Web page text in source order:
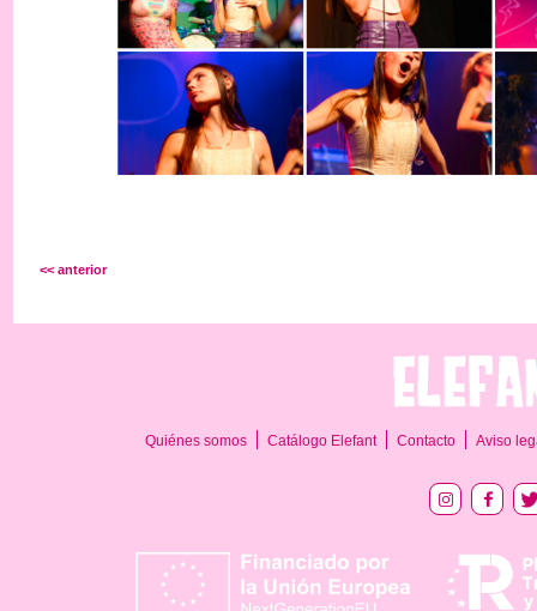
<< anterior
Quiénes somos Catálogo Elefant Contacto Aviso